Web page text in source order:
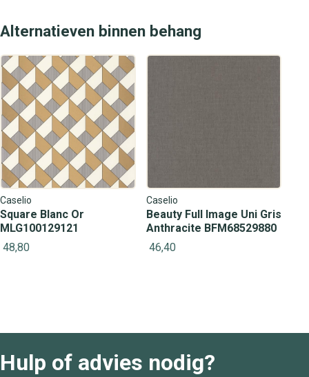
Alternatieven binnen behang
Caselio
Square Blanc Or
MLG100129121
48,80
Caselio
Beauty Full Image Uni Gris
Anthracite BFM68529880
46,40
Hulp of advies nodig?